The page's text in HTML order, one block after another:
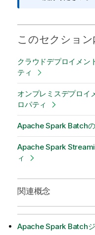
このセクション
クラウドデプロイメン
ティ
オンプレミスデプロイ
ロパティ
Apache Spark Batch
Apache Spark
ィ
関連概念
Apache Spark Batch